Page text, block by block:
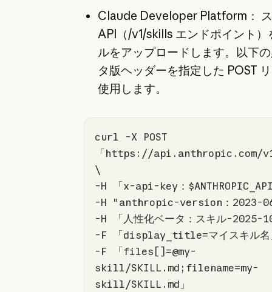
Claude Developer Platform：
API（/v1/skills エンドポイント）
ルをアップロードします。以下
タ版ヘッダーを指定した POST
使用します。
curl -X POST
「https: //api.anthropic.com/
\
-H
"anthropic-version：2023-
-H 「人性化ベータ：スキル-2025-
-F 「files[]=@my-
skill/SKILL.md;filename=my-
skill/SKILL.md」